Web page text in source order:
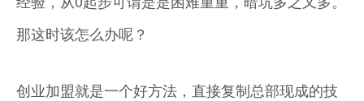
那这时该怎么办呢？
创业加盟就是一个好方法，直接复制总部现成的技